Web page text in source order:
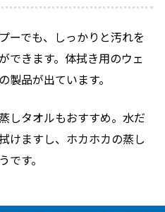
ーでも、しっかりと汚れを
できます。体拭き用のウェ
製品が出ています。
しタオルもおすすめ。水だ
けますし、ホカホカの蒸し
す。